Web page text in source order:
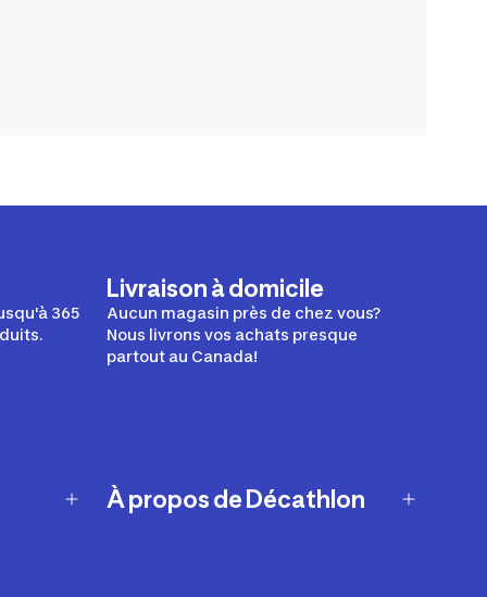
365
Livraison à domicile
Aucun magasin près de chez vous?
Nous livrons vos achats presque
partout au Canada!
À propos de Décathlon